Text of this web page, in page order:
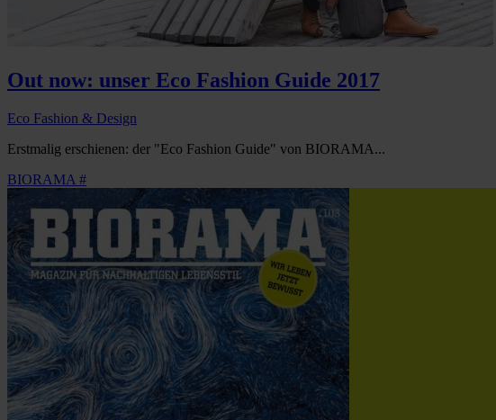
Out now: unser Eco Fashion Guide 2017
Eco Fashion & Design
Erstmalig erschienen: der "Eco Fashion Guide" von BIORAMA...
BIORAMA #